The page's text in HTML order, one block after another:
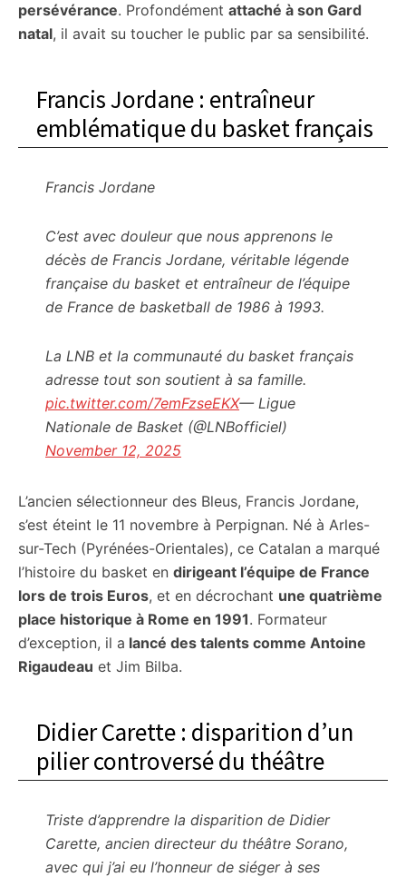
persévérance. Profondément attaché à son Gard
natal, il avait su toucher le public par sa sensibilité.
Francis Jordane : entraîneur
emblématique du basket français
Francis Jordane
C’est avec douleur que nous apprenons le
décès de Francis Jordane, véritable légende
française du basket et entraîneur de l’équipe
de France de basketball de 1986 à 1993.
La LNB et la communauté du basket français
adresse tout son soutient à sa famille.
pic.twitter.com/7emFzseEKX— Ligue
Nationale de Basket (@LNBofficiel)
November 12, 2025
L’ancien sélectionneur des Bleus, Francis Jordane,
s’est éteint le 11 novembre à Perpignan. Né à Arles-
sur-Tech (Pyrénées-Orientales), ce Catalan a marqué
l’histoire du basket en dirigeant l’équipe de France
lors de trois Euros, et en décrochant une quatrième
place historique à Rome en 1991. Formateur
d’exception, il a lancé des talents comme Antoine
Rigaudeau et Jim Bilba.
Didier Carette : disparition d’un
pilier controversé du théâtre
Triste d’apprendre la disparition de Didier
Carette, ancien directeur du théâtre Sorano,
avec qui j’ai eu l’honneur de siéger à ses